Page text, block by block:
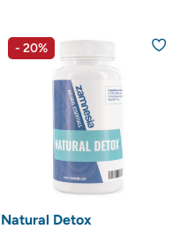
- 20%
Natural Detox